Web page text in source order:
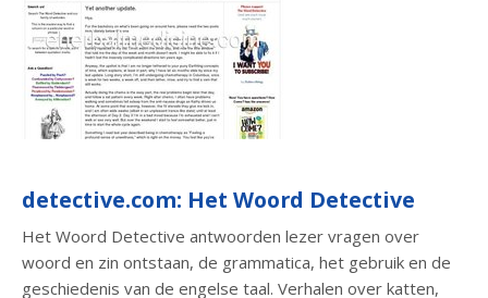
detective.com: Het Woord Detective
Het Woord Detective antwoorden lezer vragen over
woord en zin ontstaan, de grammatica, het gebruik en de
geschiedenis van de engelse taal. Verhalen over katten,